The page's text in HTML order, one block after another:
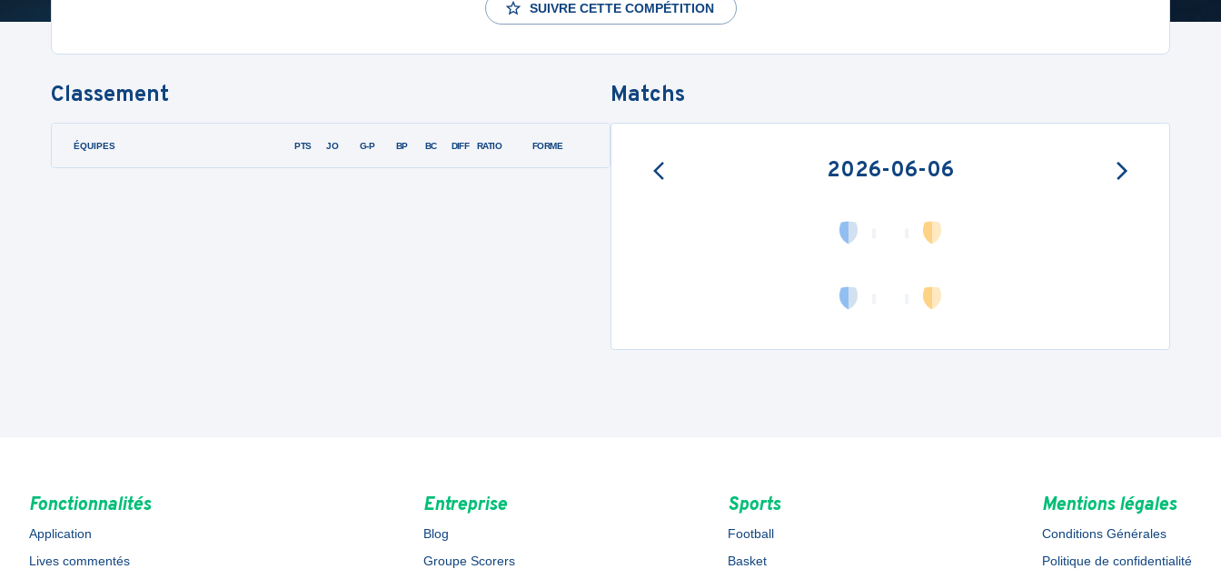
SUIVRE CETTE COMPÉTITION
Classement
ÉQUIPES PTS JO G-P BP BC DIFF RATIO FORME
Matchs
2026-06-06
Fonctionnalités
Application
Lives commentés
Entreprise
Blog
Groupe Scorers
Sports
Football
Basket
Mentions légales
Conditions Générales
Politique de confidentialité